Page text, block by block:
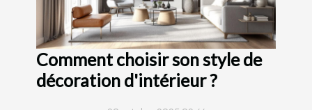
Comment choisir son style de
décoration d'intérieur ?